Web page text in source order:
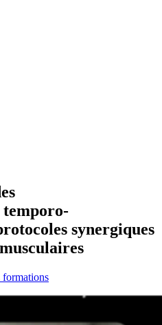
temporo-
synergiques
formations